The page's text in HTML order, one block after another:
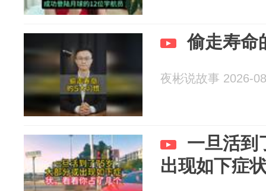
偷走寿命
夜彬说故事 2026-
一旦活到
出现如下症